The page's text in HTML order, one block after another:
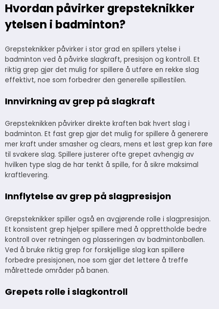
Hvordan påvirker grepsteknikker
ytelsen i badminton?
Grepsteknikker påvirker i stor grad en spillers ytelse i
badminton ved å påvirke slagkraft, presisjon og kontroll. Et
riktig grep gjør det mulig for spillere å utføre en rekke slag
effektivt, noe som forbedrer den generelle spillestilen.
Innvirkning av grep på slagkraft
Grepsteknikken påvirker direkte kraften bak hvert slag i
badminton. Et fast grep gjør det mulig for spillere å generere
mer kraft under smasher og clears, mens et løst grep kan føre
til svakere slag. Spillere justerer ofte grepet avhengig av
hvilken type slag de har tenkt å spille, for å sikre maksimal
kraftlevering.
Innflytelse av grep på slagpresisjon
Grepsteknikker spiller også en avgjørende rolle i slagpresisjon.
Et konsistent grep hjelper spillere med å opprettholde bedre
kontroll over retningen og plasseringen av badmintonballen.
Ved å bruke riktig grep for forskjellige slag kan spillere
forbedre presisjonen, noe som gjør det lettere å treffe
målrettede områder på banen.
Grepets rolle i slagkontroll